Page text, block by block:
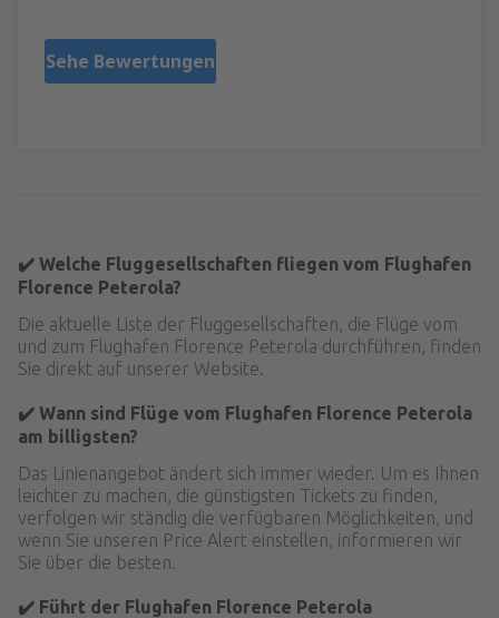
Sehe Bewertungen
✔️ Welche Fluggesellschaften fliegen vom Flughafen
Florence Peterola?
Die aktuelle Liste der Fluggesellschaften, die Flüge vom
und zum Flughafen Florence Peterola durchführen, finden
Sie direkt auf unserer Website.
✔️ Wann sind Flüge vom Flughafen Florence Peterola
am billigsten?
Das Linienangebot ändert sich immer wieder. Um es Ihnen
leichter zu machen, die günstigsten Tickets zu finden,
verfolgen wir ständig die verfügbaren Möglichkeiten, und
wenn Sie unseren Price Alert einstellen, informieren wir
Sie über die besten.
✔️ Führt der Flughafen Florence Peterola